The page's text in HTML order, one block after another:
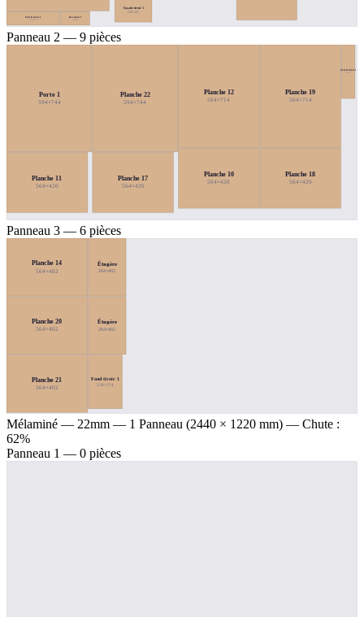
Côté G tiroir 1
Façade tiroir 1
258×167
Dos tiroir 1
Panneau 2 — 9 pièces
Porte 1
594×744
Planche 22
594×744
Planche 12
564×714
Planche 19
564×714
Planche 10
564×420
Planche 11
564×420
Planche 17
564×420
Planche 18
564×420
Côté D tiroir 1
95×374
Panneau 3 — 6 pièces
Planche 14
564×402
Planche 20
564×402
Planche 21
564×402
Étagère
264×402
Étagère
264×402
Fond tiroir 1
238×374
Mélaminé — 22mm — 1 Panneau (2440 × 1220 mm) — Chute :
62%
Panneau 1 — 0 pièces